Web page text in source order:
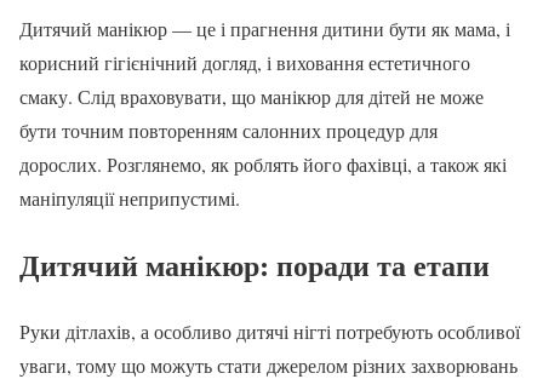
Дитячий манікюр — це і прагнення дитини бути як мама, і
корисний гігієнічний догляд, і виховання естетичного
смаку. Слід враховувати, що манікюр для дітей не може
бути точним повторенням салонних процедур для
дорослих. Розглянемо, як роблять його фахівці, а також які
маніпуляції неприпустимі.
Дитячий манікюр: поради та етапи
Руки дітлахів, а особливо дитячі нігті потребують особливої
уваги, тому що можуть стати джерелом різних захворювань